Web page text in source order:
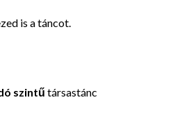
is a táncot.
szintű társastánc